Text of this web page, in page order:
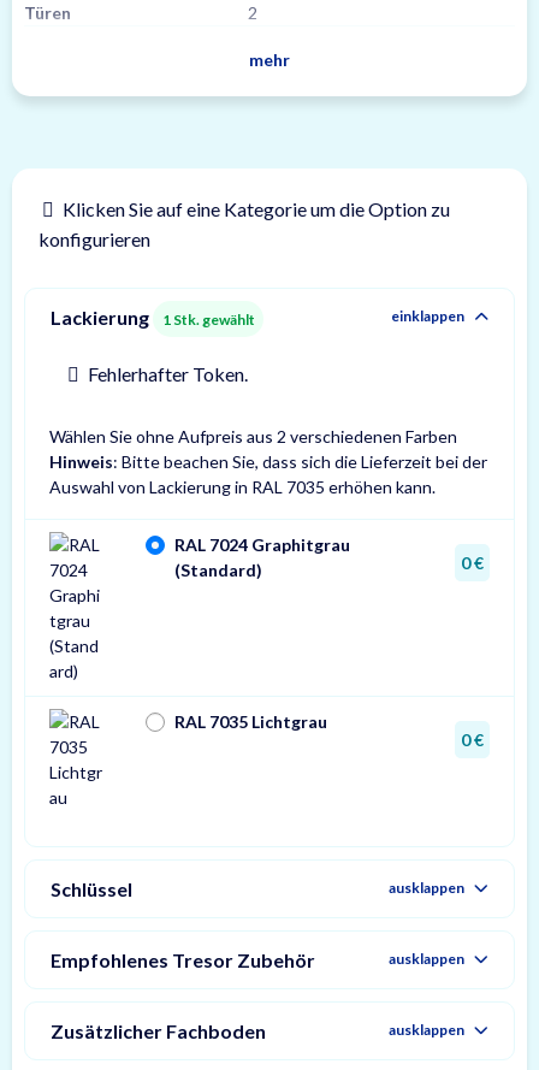
Türen
2
mehr
Klicken Sie auf eine Kategorie um die Option zu
konfigurieren
Lackierung 1 Stk. gewählt einklappen
Fehlerhafter Token.
Wählen Sie ohne Aufpreis aus 2 verschiedenen Farben
Hinweis: Bitte beachen Sie, dass sich die Lieferzeit bei der
Auswahl von Lackierung in RAL 7035 erhöhen kann.
RAL 7024 Graphitgrau
(Standard)
0 €
RAL 7035 Lichtgrau
0 €
Schlüssel ausklappen
Empfohlenes Tresor Zubehör ausklappen
Zusätzlicher Fachboden ausklappen